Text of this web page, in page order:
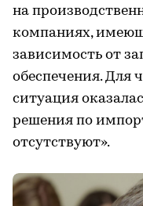
на
компаниях,
зависимость от
обеспечения. Для
ситуация
решения по
отсутствуют».